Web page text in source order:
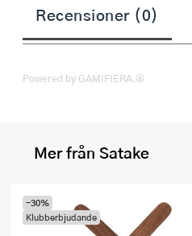
Recensioner (0)
Powered by GAMIFIERA.®
Mer från Satake
-30%
Klubberbjudande